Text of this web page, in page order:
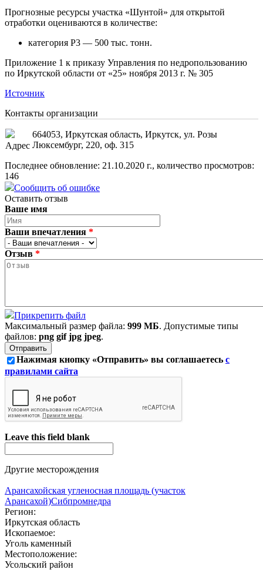
Прогнозные ресурсы участка «Шунтой» для открытой
отработки оцениваются в количестве:
категория Р3 — 500 тыс. тонн.
Приложение 1 к приказу Управления по недропользованию
по Иркутской области от «25» ноября 2013 г. № 305
Источник
Контакты организации
Адрес
664053, Иркутская область, Иркутск, ул. Розы
Люксембург, 220, оф. 315
Последнее обновление: 21.10.2020 г., количество просмотров:
146
Сообщить об ошибке
Оставить отзыв
Ваше имя
Ваши впечатления *
Отзыв *
Прикрепить файл
Максимальный размер файла: 999 МБ. Допустимые типы
файлов: png gif jpg jpeg.
Нажимая кнопку «Отправить» вы соглашаетесь с
правилами сайта
Leave this field blank
Другие месторождения
Арансахойская угленосная площадь (участок
Арансахой)Сибпромнедра
Регион:
Иркутская область
Ископаемое:
Уголь каменный
Местоположение:
Усольский район